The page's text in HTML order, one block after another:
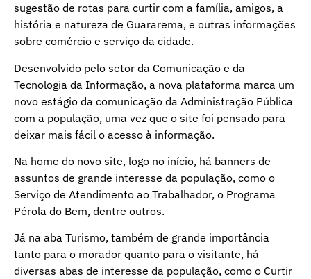
sugestão de rotas para curtir com a família, amigos, a
história e natureza de Guararema, e outras informações
sobre comércio e serviço da cidade.
Desenvolvido pelo setor da Comunicação e da
Tecnologia da Informação, a nova plataforma marca um
novo estágio da comunicação da Administração Pública
com a população, uma vez que o site foi pensado para
deixar mais fácil o acesso à informação.
Na home do novo site, logo no início, há banners de
assuntos de grande interesse da população, como o
Serviço de Atendimento ao Trabalhador, o Programa
Pérola do Bem, dentre outros.
Já na aba Turismo, também de grande importância
tanto para o morador quanto para o visitante, há
diversas abas de interesse da população, como o Curtir